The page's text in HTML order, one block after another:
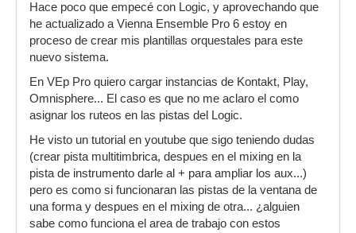
Hace poco que empecé con Logic, y aprovechando que
he actualizado a Vienna Ensemble Pro 6 estoy en
proceso de crear mis plantillas orquestales para este
nuevo sistema.
En VEp Pro quiero cargar instancias de Kontakt, Play,
Omnisphere... El caso es que no me aclaro el como
asignar los ruteos en las pistas del Logic.
He visto un tutorial en youtube que sigo teniendo dudas
(crear pista multitimbrica, despues en el mixing en la
pista de instrumento darle al + para ampliar los aux...)
pero es como si funcionaran las pistas de la ventana de
una forma y despues en el mixing de otra... ¿alguien
sabe como funciona el area de trabajo con estos